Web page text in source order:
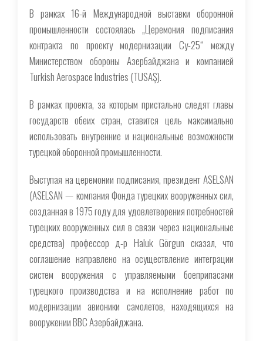
В рамках 16-й Международной выставки оборонной
промышленности состоялась „Церемония подписания
контракта по проекту модернизации Су-25“ между
Министерством обороны Азербайджана и компанией
Turkish Aerospace Industries (TUSAŞ).
В рамках проекта, за которым пристально следят главы
государств обеих стран, ставится цель максимально
использовать внутренние и национальные возможности
турецкой оборонной промышленности.
Выступая на церемонии подписания, президент ASELSAN
(ASELSAN — компания Фонда турецких вооруженных сил,
созданная в 1975 году для удовлетворения потребностей
турецких вооруженных сил в связи через национальные
средства) профессор д-р Haluk Görgun сказал, что
соглашение направлено на осуществление интеграции
систем вооружения с управляемыми боеприпасами
турецкого производства и на исполнение работ по
модернизации авионики самолетов, находящихся на
вооружении ВВС Азербайджана.